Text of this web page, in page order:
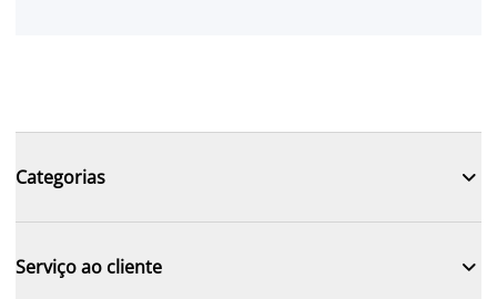
Categorias 
Serviço ao cliente 